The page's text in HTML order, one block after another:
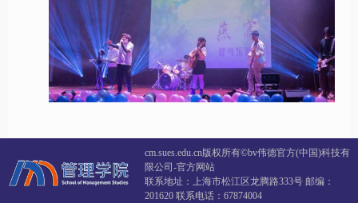
cm.sues.edu.cn版权所有©️bv伟德官方(中国)科技有
限公司-官方网站
联系地址：上海市松江区龙腾路333号 邮编：
201620 联系电话：67874004